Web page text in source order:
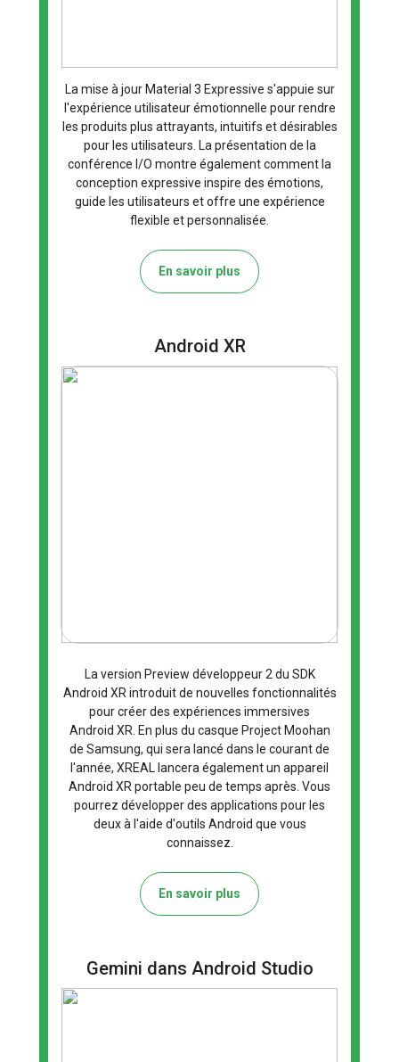
La mise à jour Material 3 Expressive s'appuie sur
l'expérience utilisateur émotionnelle pour rendre
les produits plus attrayants, intuitifs et désirables
pour les utilisateurs. La présentation de la
conférence I/O montre également comment la
conception expressive inspire des émotions,
guide les utilisateurs et offre une expérience
flexible et personnalisée.
En savoir plus
Android XR
La version Preview développeur 2 du SDK
Android XR introduit de nouvelles fonctionnalités
pour créer des expériences immersives
Android XR. En plus du casque Project Moohan
de Samsung, qui sera lancé dans le courant de
l'année, XREAL lancera également un appareil
Android XR portable peu de temps après. Vous
pourrez développer des applications pour les
deux à l'aide d'outils Android que vous
connaissez.
En savoir plus
Gemini dans Android Studio